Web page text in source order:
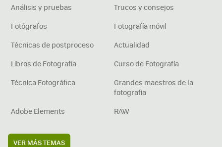
Análisis y pruebas
Trucos y consejos
Fotógrafos
Fotografía móvil
Técnicas de postproceso
Actualidad
Libros de Fotografía
Curso de Fotografía
Técnica Fotográfica
Grandes maestros de la
fotografía
Adobe Elements
RAW
VER MÁS TEMAS